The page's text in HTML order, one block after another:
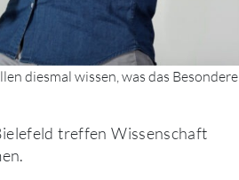
diesmal wissen, was das Besondere
treffen Wissenschaft